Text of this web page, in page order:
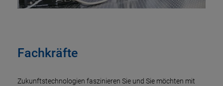
Fachkräfte
Zukunftstechnologien faszinieren Sie und Sie möchten mit